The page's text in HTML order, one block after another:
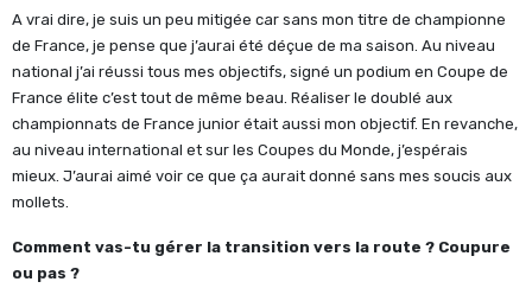
A vrai dire, je suis un peu mitigée car sans mon titre de championne
de France, je pense que j’aurai été déçue de ma saison. Au niveau
national j’ai réussi tous mes objectifs, signé un podium en Coupe de
France élite c’est tout de même beau. Réaliser le doublé aux
championnats de France junior était aussi mon objectif. En revanche,
au niveau international et sur les Coupes du Monde, j’espérais
mieux. J’aurai aimé voir ce que ça aurait donné sans mes soucis aux
mollets.
Comment vas-tu gérer la transition vers la route ? Coupure
ou pas ?